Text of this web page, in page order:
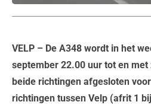
VELP – De A348 wordt in het
september 22.00 uur tot en
beide richtingen afgesloten
richtingen tussen Velp (afrit 1